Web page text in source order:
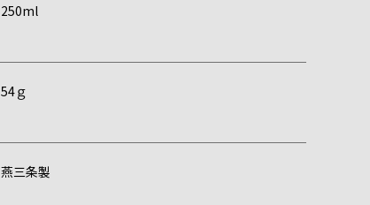
250ml
54ｇ
燕三条製